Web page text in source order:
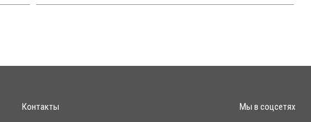
Контакты Мы в соцсетях